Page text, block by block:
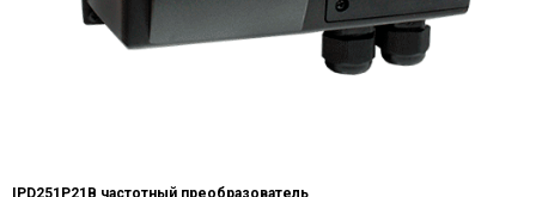
IPD251P21B частотный преобразователь